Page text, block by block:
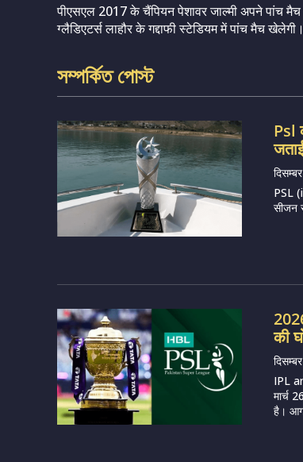
पीएसएल 2017 के चैंपियन पेशावर जाल्मी अपने पांच
ग्लैडिएटर्स लाहौर के गद्दाफी स्टेडियम में पांच मैच खेलेगी।
সম্পর্কিত পোস্ট
Psl
PSL
सीजन
की
IPL
मार्च
है।